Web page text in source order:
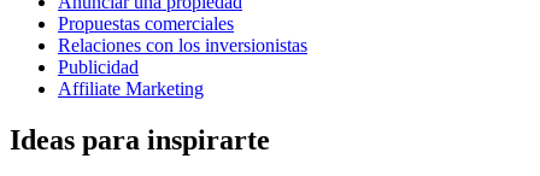
Propuestas comerciales
Relaciones con los inversionistas
Publicidad
Affiliate Marketing
Ideas para inspirarte